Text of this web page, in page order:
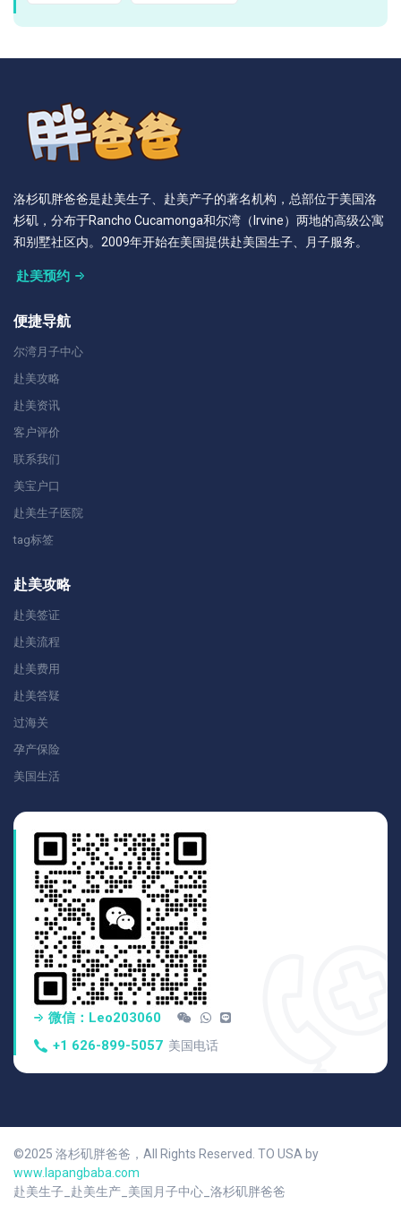
洛杉矶胖爸爸是赴美生子、赴美产子的著名机构，总部位于美国洛
杉矶，分布于Rancho Cucamonga和尔湾（Irvine）两地的高级公寓
和别墅社区内。2009年开始在美国提供赴美国生子、月子服务。
赴美预约
便捷导航
尔湾月子中心
赴美攻略
赴美资讯
客户评价
联系我们
美宝户口
赴美生子医院
tag标签
赴美攻略
赴美签证
赴美流程
赴美费用
赴美答疑
过海关
孕产保险
美国生活
微信：Leo203060
+1 626-899-5057 美国电话
©2025 洛杉矶胖爸爸，All Rights Reserved. TO USA by
www.lapangbaba.com
赴美生子_赴美生产_美国月子中心_洛杉矶胖爸爸